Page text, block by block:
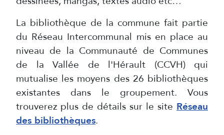
La bibliothèque de la commune fait partie
du Réseau Intercommunal mis en place au
niveau de la Communauté de Communes
de la Vallée de l'Hérault (CCVH) qui
mutualise les moyens des 26 bibliothèques
existantes dans le groupement. Vous
trouverez plus de détails sur le site Réseau
des bibliothèques.